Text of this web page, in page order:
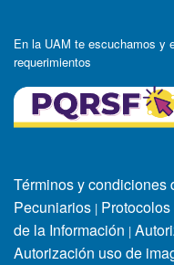
En la UAM te escuchamos y
requerimientos
Términos y condiciones
Pecuniarios |
de la Información |
Autorización uso de